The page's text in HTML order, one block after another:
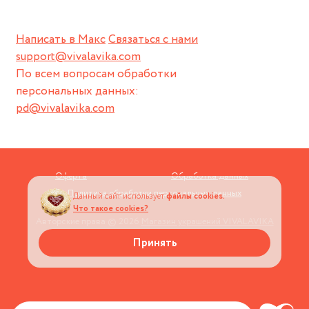
Написать в МаксСвязаться с нами
support@vivalavika.com
По всем вопросам обработки
персональных данных:
pd@vivalavika.com
Оферта
Обработка данных
Политика обработки персональных данных
Данный сайт используетфайлы cookies.
Что такое cookies?
Принять